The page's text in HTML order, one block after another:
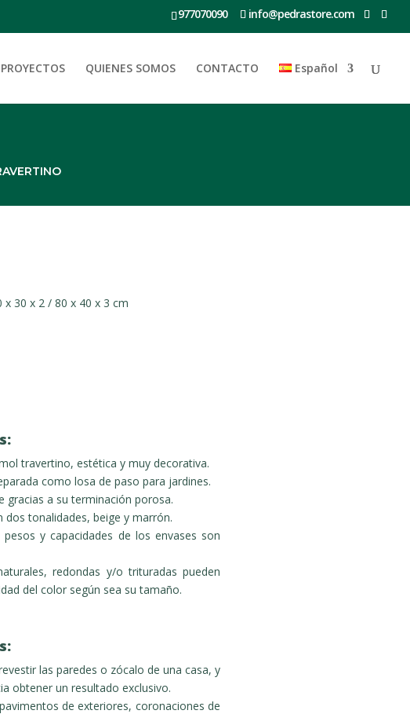
977070090 info@pedrastore.com
PROYECTOS QUIENES SOMOS CONTACTO Español
x 30 x 2 / 80 x 40 x 3 cm
travertino, estética y muy decorativa.
como losa de paso para jardines.
gracias a su terminación porosa.
dos tonalidades, beige y marrón.
y capacidades de los envases son
redondas y/o trituradas pueden
del color según sea su tamaño.
las paredes o zócalo de una casa, y
obtener un resultado exclusivo.
de exteriores, coronaciones de